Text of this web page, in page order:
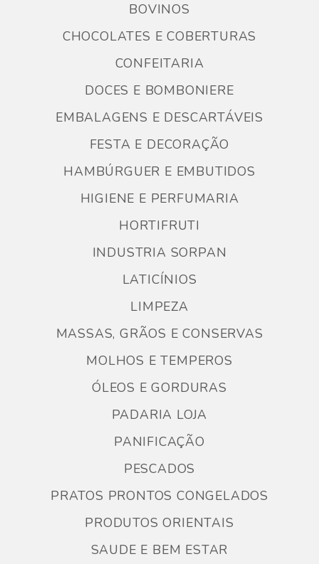
BOVINOS
CHOCOLATES E COBERTURAS
CONFEITARIA
DOCES E BOMBONIERE
EMBALAGENS E DESCARTÁVEIS
FESTA E DECORAÇÃO
HAMBÚRGUER E EMBUTIDOS
HIGIENE E PERFUMARIA
HORTIFRUTI
INDUSTRIA SORPAN
LATICÍNIOS
LIMPEZA
MASSAS, GRÃOS E CONSERVAS
MOLHOS E TEMPEROS
ÓLEOS E GORDURAS
PADARIA LOJA
PANIFICAÇÃO
PESCADOS
PRATOS PRONTOS CONGELADOS
PRODUTOS ORIENTAIS
SAUDE E BEM ESTAR